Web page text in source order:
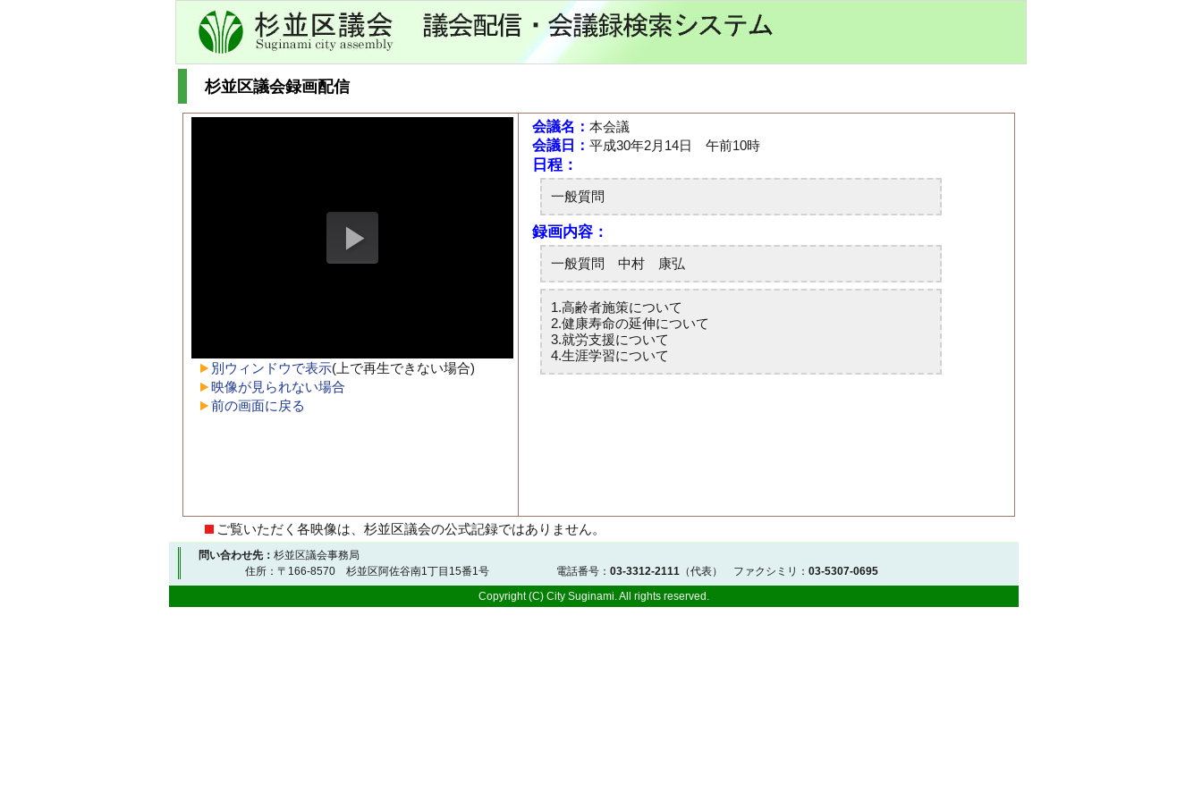
杉並区議会録画配信
別ウィンドウで表示(上で再生できない場合)
映像が見られない場合
前の画面に戻る
会議名：本会議
会議日：平成30年2月14日 午前10時
ご覧いただく各映像は、杉並区議会の公式記録ではありません。
問い合わせ先： 杉並区議会事務局
住所：〒166-8570 杉並区阿佐谷南1丁目15番1号 電話番号： 03-3312-2111 （代表） ファクシミリ： 03-5307-0695
Copyright (C) City Suginami. All rights reserved.